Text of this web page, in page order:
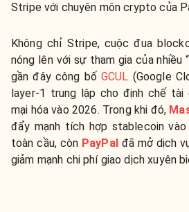
Stripe với chuyên môn crypto của
Không chỉ Stripe, cuộc đua
nóng lên với sự tham gia của nhiều
gần đây công bố GCUL (Google
layer-1 trung lập cho định chế
mại hóa vào 2026. Trong khi đó,
đẩy mạnh tích hợp stablecoin
toàn cầu, còn PayPal đã mở dịch
giảm mạnh chi phí giao dịch xuyên